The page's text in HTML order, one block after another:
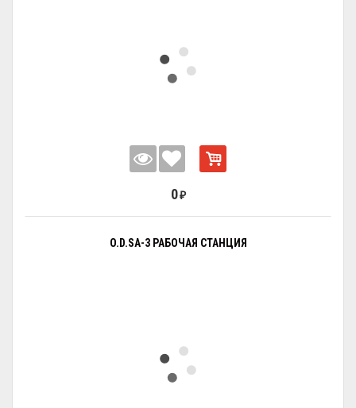
0 ₽
O.D.SA-3 РАБОЧАЯ СТАНЦИЯ